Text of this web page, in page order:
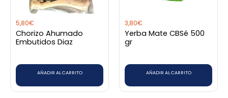
5,80€
Chorizo Ahumado
Embutidos Diaz
AÑADIR AL CARRITO
3,80€
Yerba Mate CBSé 500
gr
AÑADIR AL CARRITO